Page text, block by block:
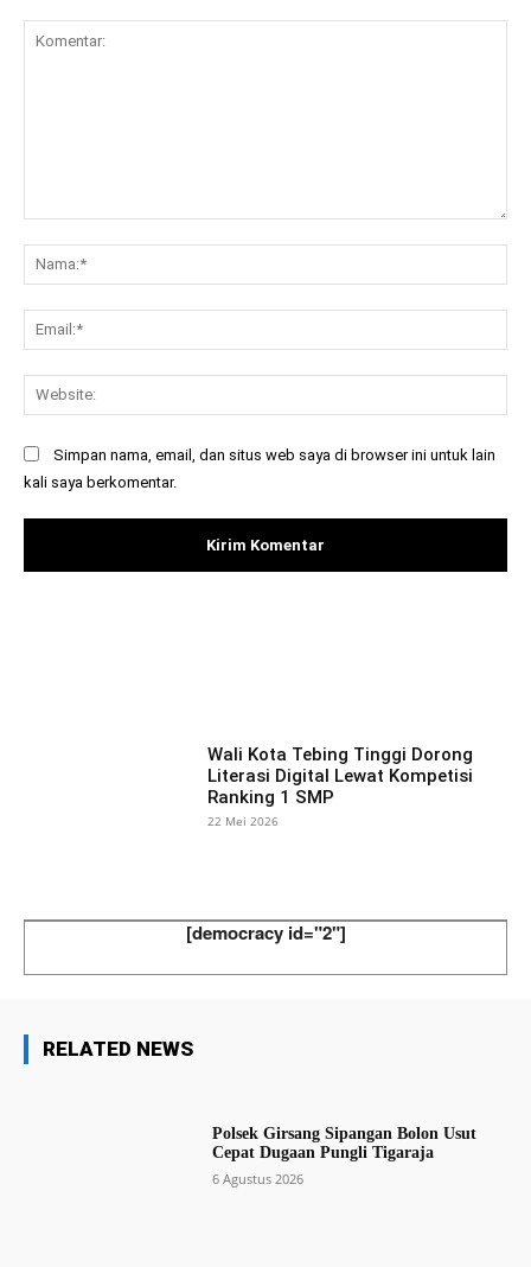
Simpan nama, email, dan situs web saya di browser ini untuk lain
kali saya berkomentar.
Wali Kota Tebing Tinggi Dorong
Literasi Digital Lewat Kompetisi
Ranking 1 SMP
22 Mei 2026
[democracy id="2"]
RELATED NEWS
Polsek Girsang Sipangan Bolon Usut
Cepat Dugaan Pungli Tigaraja
6 Agustus 2026